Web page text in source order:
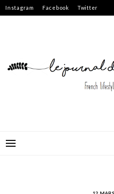
Skip
to
Instagram Facebook Twitter